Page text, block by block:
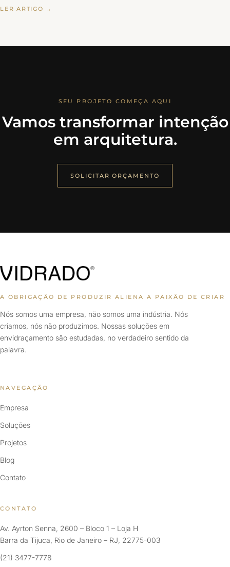
LER ARTIGO →
SEU PROJETO COMEÇA AQUI
Vamos transformar intenção
em arquitetura.
SOLICITAR ORÇAMENTO
A OBRIGAÇÃO DE PRODUZIR ALIENA A PAIXÃO DE CRIAR
Nós somos uma empresa, não somos uma indústria. Nós
criamos, nós não produzimos. Nossas soluções em
envidraçamento são estudadas, no verdadeiro sentido da
palavra.
NAVEGAÇÃO
Empresa
Soluções
Projetos
Blog
Contato
CONTATO
Av. Ayrton Senna, 2600 – Bloco 1 – Loja H
Barra da Tijuca, Rio de Janeiro – RJ, 22775-003
(21) 3477-7778